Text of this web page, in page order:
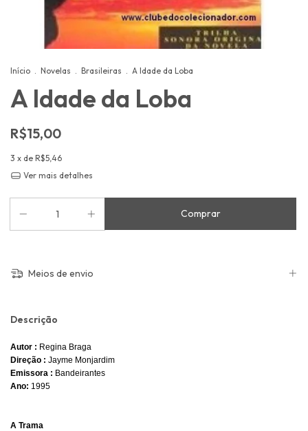
Início . Novelas . Brasileiras . A Idade da Loba
A Idade da Loba
R$15,00
3 x de R$5,46
Ver mais detalhes
Meios de envio
Descrição
Autor : Regina Braga
Direção : Jayme Monjardim
Emissora : Bandeirantes
Ano: 1995
A Trama